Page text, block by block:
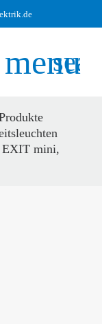
menu
SUCHEN
EXIT mini,